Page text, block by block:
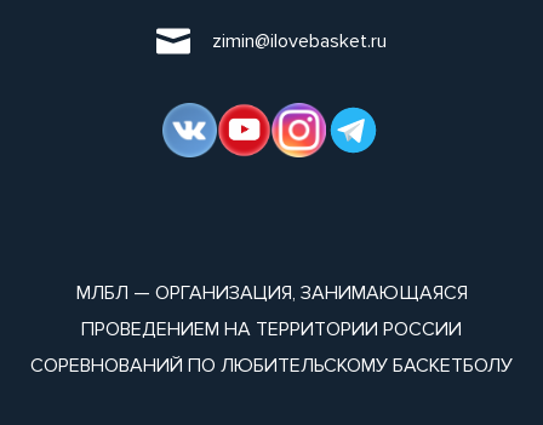
zimin@ilovebasket.ru
МЛБЛ — ОРГАНИЗАЦИЯ, ЗАНИМАЮЩАЯСЯ
ПРОВЕДЕНИЕМ НА ТЕРРИТОРИИ РОССИИ
СОРЕВНОВАНИЙ ПО ЛЮБИТЕЛЬСКОМУ БАСКЕТБОЛУ